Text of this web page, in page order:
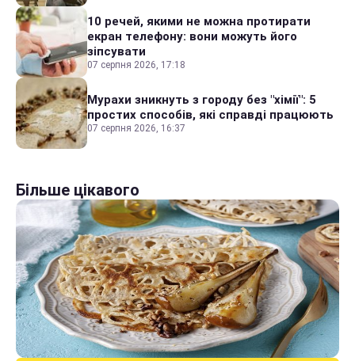
10 речей, якими не можна протирати
екран телефону: вони можуть його
зіпсувати
07 серпня 2026, 17:18
Мурахи зникнуть з городу без "хімії": 5
простих способів, які справді працюють
07 серпня 2026, 16:37
Більше цікавого